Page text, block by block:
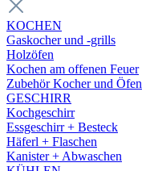
KOCHEN
Gaskocher und -grills
Holzöfen
Kochen am offenen Feuer
Zubehör Kocher und Öfen
GESCHIRR
Kochgeschirr
Essgeschirr + Besteck
Häferl + Flaschen
Kanister + Abwaschen